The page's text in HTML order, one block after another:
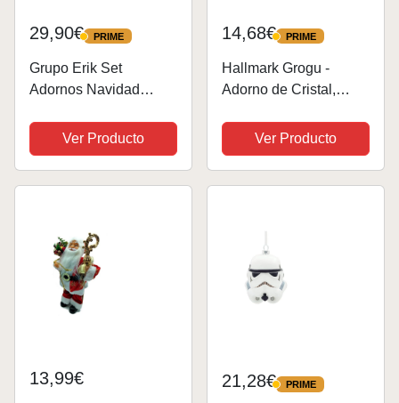
29,90€ PRIME
PRIME
Grupo Erik Set
Adornos Navidad
Adornos Navidad árbol
de Navidad, 3 Figuras
Harry Potter Diferentes
Ver Producto
14,68€ PRIME
PRIME
Hallmark Grogu -
Adorno de Cristal,
Star Wars, The
Mandalorian, Adorno
Colgante de Cristal,
Ver Producto
13,99€ 21,28€ PRIME
PRIME